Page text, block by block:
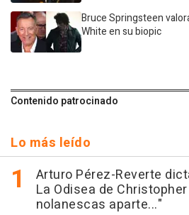
Bruce Springsteen
White en su biopic
Contenido patrocinado
Lo más leído
Arturo Pérez-Reverte
La Odisea de
nolanescas aparte..."